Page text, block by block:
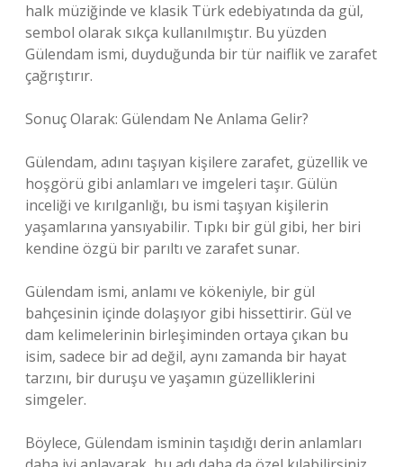
halk müziğinde ve klasik Türk edebiyatında da gül,
sembol olarak sıkça kullanılmıştır. Bu yüzden
Gülendam ismi, duyduğunda bir tür naiflik ve zarafet
çağrıştırır.
Sonuç Olarak: Gülendam Ne Anlama Gelir?
Gülendam, adını taşıyan kişilere zarafet, güzellik ve
hoşgörü gibi anlamları ve imgeleri taşır. Gülün
inceliği ve kırılganlığı, bu ismi taşıyan kişilerin
yaşamlarına yansıyabilir. Tıpkı bir gül gibi, her biri
kendine özgü bir parıltı ve zarafet sunar.
Gülendam ismi, anlamı ve kökeniyle, bir gül
bahçesinin içinde dolaşıyor gibi hissettirir. Gül ve
dam kelimelerinin birleşiminden ortaya çıkan bu
isim, sadece bir ad değil, aynı zamanda bir hayat
tarzını, bir duruşu ve yaşamın güzelliklerini
simgeler.
Böylece, Gülendam isminin taşıdığı derin anlamları